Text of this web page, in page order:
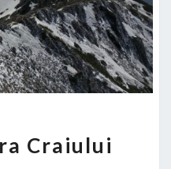
Craiului